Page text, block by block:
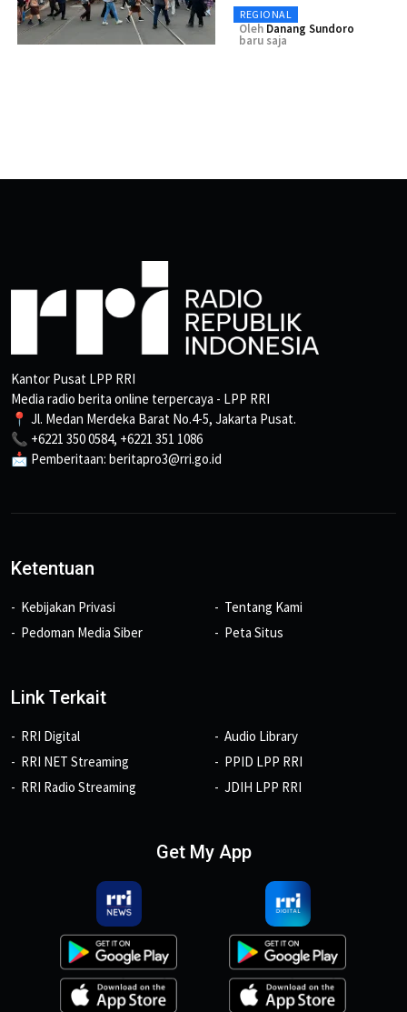
REGIONAL
Oleh Danang Sundoro
baru saja
Kantor Pusat LPP RRI
Media radio berita online terpercaya - LPP RRI
📍 Jl. Medan Merdeka Barat No.4-5, Jakarta Pusat.
📞 +6221 350 0584, +6221 351 1086
📩 Pemberitaan: beritapro3@rri.go.id
Ketentuan
Kebijakan Privasi
Pedoman Media Siber
Tentang Kami
Peta Situs
Link Terkait
RRI Digital
RRI NET Streaming
RRI Radio Streaming
Audio Library
PPID LPP RRI
JDIH LPP RRI
Get My App